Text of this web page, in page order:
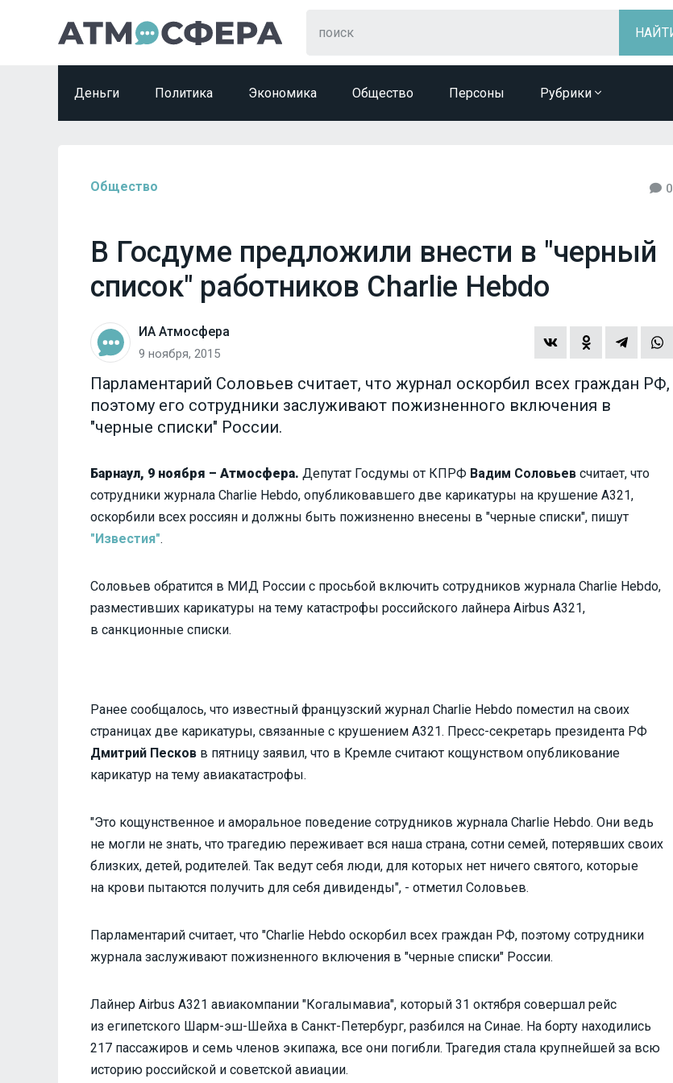
Деньги Политика Экономика Общество Персоны Рубрики
Общество 0
В Госдуме предложили внести в "черный
список" работников Charlie Hebdo
ИА Атмосфера
9 ноября, 2015
Парламентарий Соловьев считает, что журнал оскорбил всех граждан РФ,
поэтому его сотрудники заслуживают пожизненного включения в
"черные списки" России.
Барнаул, 9 ноября – Атмосфера. Депутат Госдумы от КПРФ Вадим Соловьев считает, что
сотрудники журнала Charlie Hebdo, опубликовавшего две карикатуры на крушение А321,
оскорбили всех россиян и должны быть пожизненно внесены в "черные списки", пишут
"Известия".
Соловьев обратится в МИД России с просьбой включить сотрудников журнала Charlie Hebdo,
разместивших карикатуры на тему катастрофы российского лайнера Airbus A321,
в санкционные списки.
Ранее сообщалось, что известный французский журнал Charlie Hebdo поместил на своих
страницах две карикатуры, связанные с крушением А321. Пресс-секретарь президента РФ
Дмитрий Песков в пятницу заявил, что в Кремле считают кощунством опубликование
карикатур на тему авиакатастрофы.
"Это кощунственное и аморальное поведение сотрудников журнала Charlie Hebdo. Они ведь
не могли не знать, что трагедию переживает вся наша страна, сотни семей, потерявших своих
близких, детей, родителей. Так ведут себя люди, для которых нет ничего святого, которые
на крови пытаются получить для себя дивиденды", - отметил Соловьев.
Парламентарий считает, что "Charlie Hebdo оскорбил всех граждан РФ, поэтому сотрудники
журнала заслуживают пожизненного включения в "черные списки" России.
Лайнер Airbus A321 авиакомпании "Когалымавиа", который 31 октября совершал рейс
из египетского Шарм-эш-Шейха в Санкт-Петербург, разбился на Синае. На борту находились
217 пассажиров и семь членов экипажа, все они погибли. Трагедия стала крупнейшей за всю
историю российской и советской авиации.